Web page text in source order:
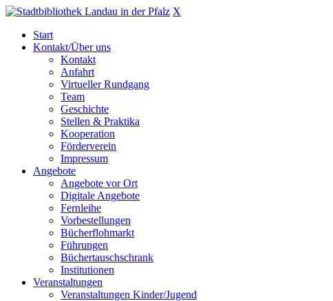
X
Start
Kontakt/Über uns
Kontakt
Anfahrt
Virtueller Rundgang
Team
Geschichte
Stellen & Praktika
Kooperation
Förderverein
Impressum
Angebote
Angebote vor Ort
Digitale Angebote
Fernleihe
Vorbestellungen
Bücherflohmarkt
Führungen
Büchertauschschrank
Institutionen
Veranstaltungen
Veranstaltungen Kinder/Jugend